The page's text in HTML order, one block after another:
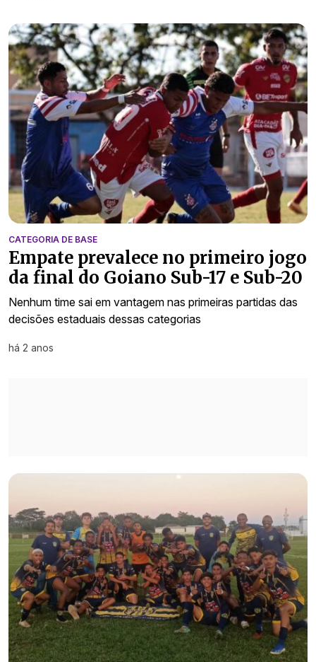
CATEGORIA DE BASE
Empate prevalece no primeiro jogo
da final do Goiano Sub-17 e Sub-20
Nenhum time sai em vantagem nas primeiras partidas das
decisões estaduais dessas categorias
há 2 anos